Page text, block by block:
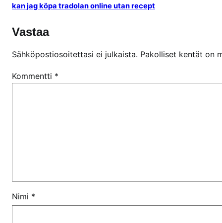
kan jag köpa tradolan online utan recept
Vastaa
Sähköpostiosoitettasi ei julkaista. Pakolliset kentät on
Kommentti *
Nimi *